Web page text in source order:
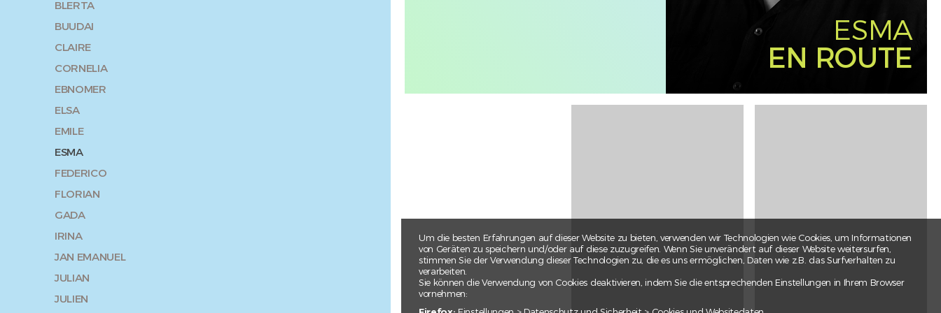
BLERTA
BUUDAI
CLAIRE
CORNELIA
EBNOMER
ELSA
EMILE
ESMA
FEDERICO
FLORIAN
GADA
IRINA
JAN EMANUEL
JULIAN
JULIEN
ESMA
EN ROUTE
Um die besten Erfahrungen auf dieser Website zu bieten, verwenden wir Technologien wie Cookies, um Informationen
von Geräten zu speichern und/oder auf diese zuzugreifen. Wenn Sie unverändert auf dieser Website weitersurfen,
stimmen Sie der Verwendung dieser Technologien zu, die es uns ermöglichen, Daten wie z.B. das Surfverhalten zu
verarbeiten.
Sie können die Verwendung von Cookies deaktivieren, indem Sie die entsprechenden Einstellungen in Ihrem Browser
vornehmen: